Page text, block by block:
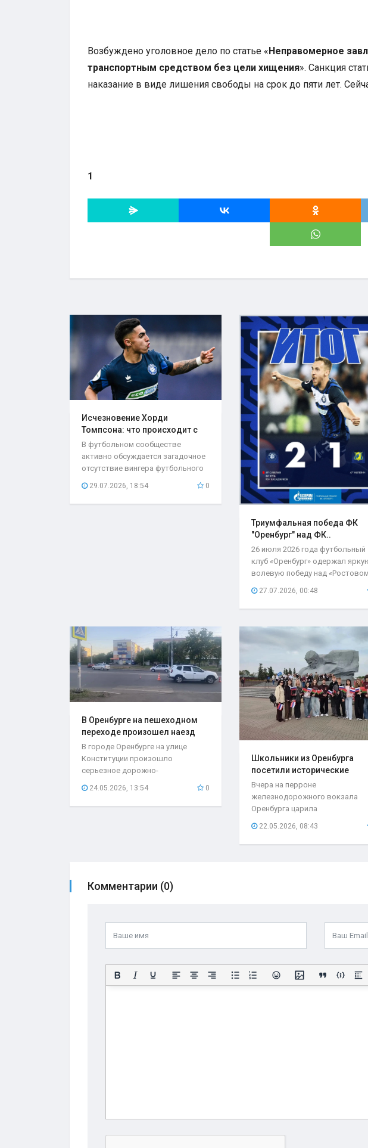
Возбуждено уголовное дело по статье «Неправомерное
транспортным средством без цели хищения». Санкция
наказание в виде лишения свободы на срок до пяти лет.
1
Исчезновение Хорди
Томпсона: что происходит с
игроком..
В футбольном сообществе
активно обсуждается загадочное
отсутствие вингера футбольного
клуба «Оренбург»...
29.07.2026, 18:54 0
Триумфальная победа ФК
"Оренбург" над ФК..
26 июля 2026 года футбольный
клуб «Оренбург» одержал
волевую победу над
27.07.2026, 00:48
В Оренбурге на пешеходном
переходе произошел наезд
на..
В городе Оренбурге на улице
Конституции произошло
серьезное дорожно-
транспортное происшествие,
24.05.2026, 13:54 0
Школьники из Оренбурга
посетили исторические
места..
Вчера на перроне
железнодорожного вокзала
Оренбурга царила
прибывшего поезда...
22.05.2026, 08:43
Комментарии (0)